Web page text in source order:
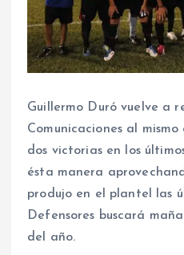
Guillermo Duró vuelve a
Comunicaciones al
dos victorias en los
ésta manera
produjo en el plantel las
Defensores buscará
del año.